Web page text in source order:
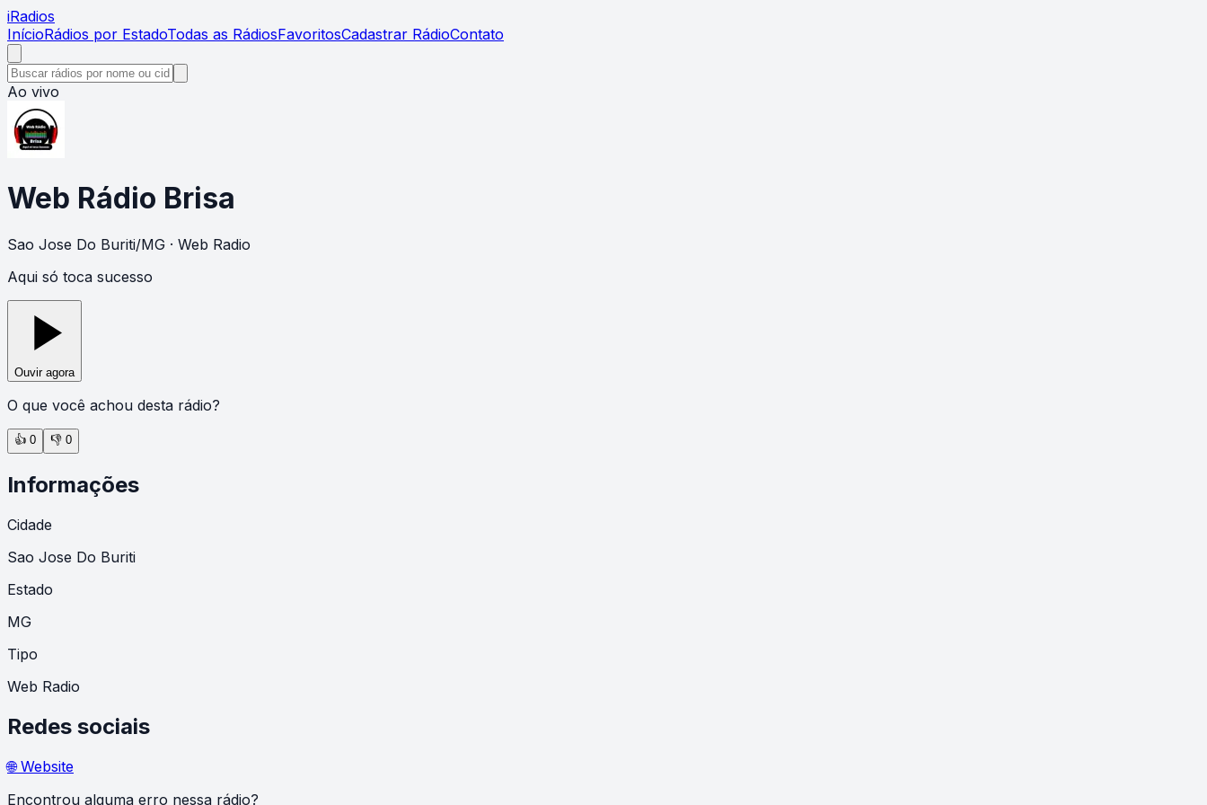
iRadios
InícioRádios por EstadoTodas as RádiosFavoritosCadastrar RádioContato
Ao vivo
Web Rádio Brisa
Sao Jose Do Buriti/MG · Web Radio
Aqui só toca sucesso
Ouvir agora
O que você achou desta rádio?
👍 0 👎 0
Informações
Cidade
Sao Jose Do Buriti
Estado
MG
Tipo
Web Radio
Redes sociais
🌐 Website
Encontrou alguma erro nessa rádio?